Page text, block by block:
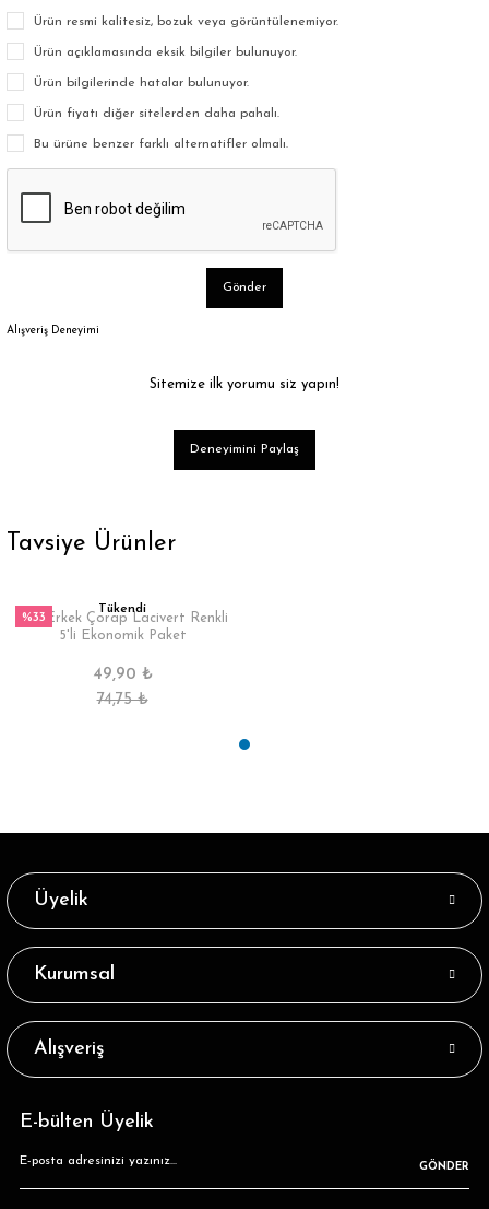
Ürün resmi kalitesiz, bozuk veya görüntülenemiyor.
Ürün açıklamasında eksik bilgiler bulunuyor.
Ürün bilgilerinde hatalar bulunuyor.
Ürün fiyatı diğer sitelerden daha pahalı.
Bu ürüne benzer farklı alternatifler olmalı.
Gönder
Alışveriş Deneyimi
Sitemize ilk yorumu siz yapın!
Deneyimini Paylaş
Tavsiye Ürünler
%33
Tükendi
Yün Erkek Çorap Lacivert Renkli
5'li Ekonomik Paket
49,90 ₺
74,75 ₺
Üyelik
Kurumsal
Alışveriş
E-bülten Üyelik
GÖNDER